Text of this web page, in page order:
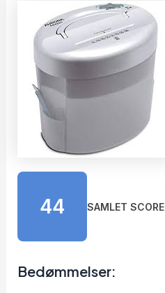
44 SAMLET SCORE
Bedømmelser: